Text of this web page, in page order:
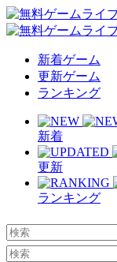
新着ゲーム
更新ゲーム
ランキング
新着
更新
ランキング